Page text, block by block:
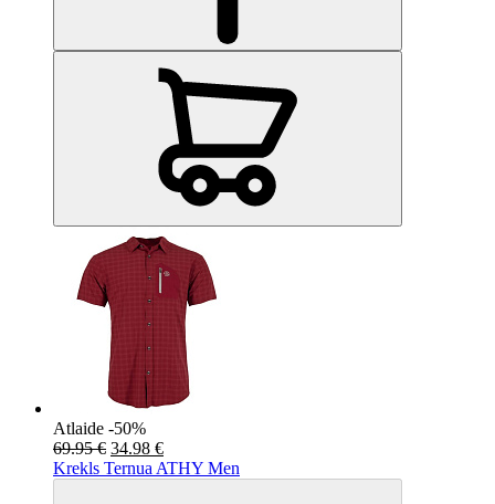
Atlaide -50%
69.95 € 34.98 €
Krekls Ternua ATHY Men